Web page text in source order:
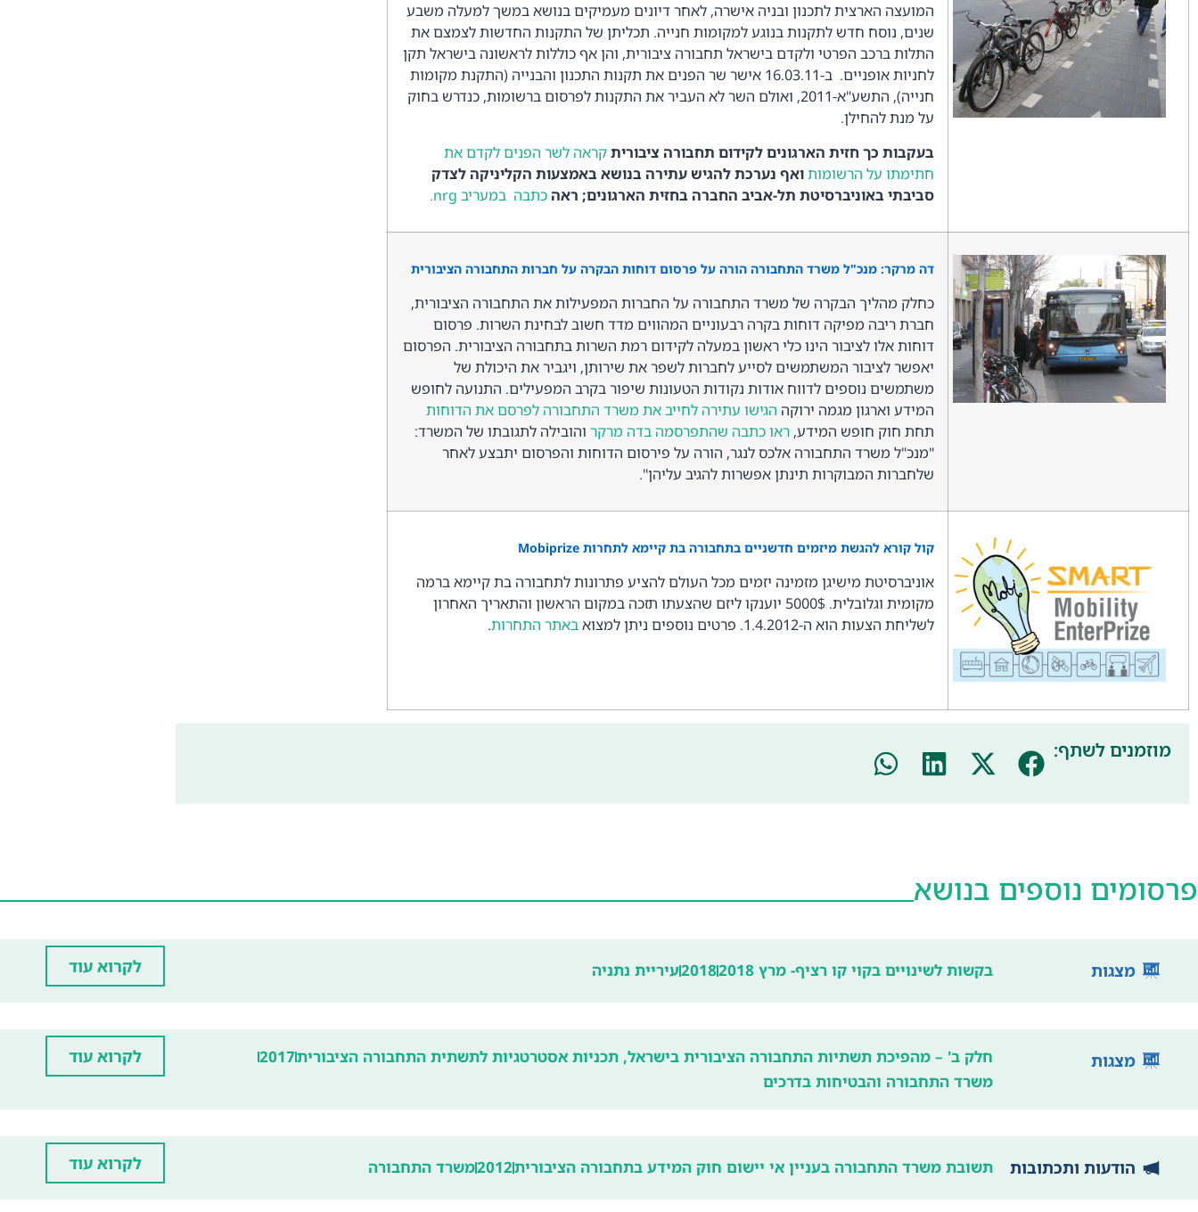
המועצה הארצית לתכנון ובניה אישרה, לאחר דיונים מעמיקים בנושא במשך למעלה משבע
שנים, נוסח חדש לתקנות בנוגע למקומות חנייה. תכליתן של התקנות החדשות לצמצם את
התלות ברכב הפרטי ולקדם בישראל תחבורה ציבורית, והן אף כוללות לראשונה בישראל תקן
לחניות אופניים.
ב-16.03.11 אישר שר הפנים את תקנות התכנון והבנייה (התקנת מקומות
חנייה), התשע"א-2011, ואולם השר לא העביר את התקנות לפרסום ברשומות, כנדרש בחוק
על מנת להחילן.
בעקבות כך חזית הארגונים לקידום תחבורה ציבוריתקראה לשר הפנים לקדם את
חתימתו על הרשומותואף נערכת להגיש עתירה בנושא באמצעות הקליניקה לצדק
סביבתי באוניברסיטת תל-אביב החברה בחזית הארגונים; ראה כתבה במעריב nrg.
דה מרקר: מנכ"ל משרד התחבורה הורה על פרסום דוחות הבקרה על חברות התחבורה הציבורית
כחלק מהליך הבקרה של משרד התחבורה על החברות המפעילות את התחבורה הציבורית,
חברת ריבה מפיקה דוחות בקרה רבעוניים המהווים מדד חשוב לבחינת השרות. פרסום
דוחות אלו לציבור הינו כלי ראשון במעלה לקידום רמת השרות בתחבורה הציבורית. הפרסום
יאפשר לציבור המשתמשים לסייע לחברות לשפר את שירותן, ויגביר את היכולת של
משתמשים נוספים לדווח אודות נקודות הטעונות שיפור בקרב המפעילים. התנועה לחופש
המידע וארגון מגמה ירוקה הגישו עתירה לחייב את משרד התחבורה לפרסם את הדוחות
תחת חוק חופש המידע, ראו כתבה שהתפרסמה בדה מרקר והובילה לתגובתו של המשרד:
"מנכ"ל משרד התחבורה אלכס לנגר, הורה על פירסום הדוחות והפרסום יתבצע לאחר
שלחברות המבוקרות תינתן אפשרות להגיב עליהן".
קול קורא להגשת מיזמים חדשניים בתחבורה בת קיימא לתחרות Mobiprize
אוניברסיטת מישיגן מזמינה יזמים מכל העולם להציע פתרונות לתחבורה בת קיימא ברמה
מקומית וגלובלית. 5000$ יוענקו ליזם שהצעתו תזכה במקום הראשון והתאריך האחרון
לשליחת הצעות הוא ה-1.4.2012. פרטים נוספים ניתן למצוא
באתר התחרות.
מוזמנים לשתף:
פרסומים נוספים בנושא
מצגות בקשות לשינויים בקוי קו רציף- מרץ 2018 2018עיריית נתניה לקרוא עוד
מצגות חלק ב' – מהפיכת תשתיות התחבורה הציבורית בישראל, תכניות אסטרטגיות לתשתית התחבורה הציבורית2017
משרד התחבורה והבטיחות בדרכים
לקרוא עוד
הודעות ותכתובות תשובת משרד התחבורה בעניין אי יישום חוק המידע בתחבורה הציבורית2012משרד התחבורה לקרוא עוד